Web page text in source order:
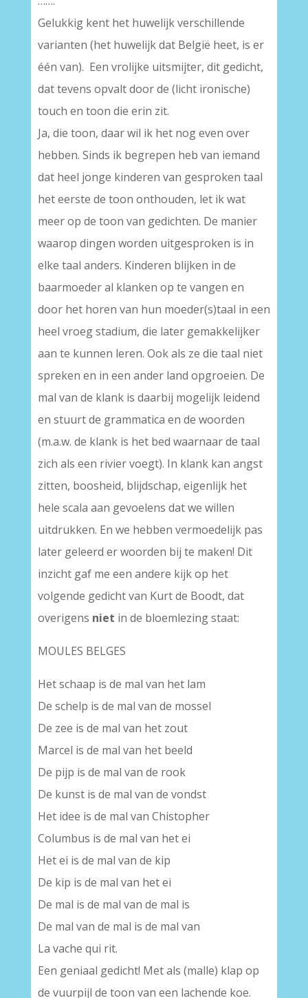
Gelukkig kent het huwelijk verschillende
varianten (het huwelijk dat België heet, is er
één van). Een vrolijke uitsmijter, dit gedicht,
dat tevens opvalt door de (licht ironische)
touch en toon die erin zit.
Ja, die toon, daar wil ik het nog even over
hebben. Sinds ik begrepen heb van iemand
dat heel jonge kinderen van gesproken taal
het eerste de toon onthouden, let ik wat
meer op de toon van gedichten. De manier
waarop dingen worden uitgesproken is in
elke taal anders. Kinderen blijken in de
baarmoeder al klanken op te vangen en
door het horen van hun moeder(s)taal in een
heel vroeg stadium, die later gemakkelijker
aan te kunnen leren. Ook als ze die taal niet
spreken en in een ander land opgroeien. De
mal van de klank is daarbij mogelijk leidend
en stuurt de grammatica en de woorden
(m.a.w. de klank is het bed waarnaar de taal
zich als een rivier voegt). In klank kan angst
zitten, boosheid, blijdschap, eigenlijk het
hele scala aan gevoelens dat we willen
uitdrukken. En we hebben vermoedelijk pas
later geleerd er woorden bij te maken! Dit
inzicht gaf me een andere kijk op het
volgende gedicht van Kurt de Boodt, dat
overigens niet in de bloemlezing staat:
MOULES BELGES
Het schaap is de mal van het lam
De schelp is de mal van de mossel
De zee is de mal van het zout
Marcel is de mal van het beeld
De pijp is de mal van de rook
De kunst is de mal van de vondst
Het idee is de mal van Chistopher
Columbus is de mal van het ei
Het ei is de mal van de kip
De kip is de mal van het ei
De mal is de mal van de mal is
De mal van de mal is de mal van
La vache qui rit.
Een geniaal gedicht! Met als (malle) klap op
de vuurpijl de toon van een lachende koe.